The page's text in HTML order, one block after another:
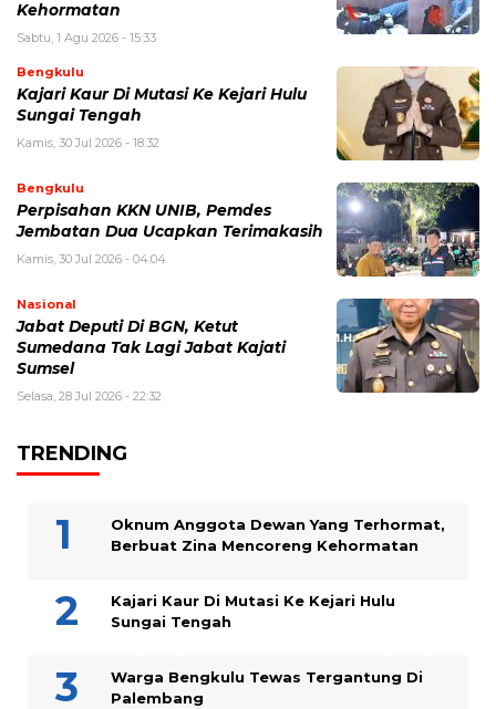
Kehormatan
Sabtu, 1 Agu 2026 - 15:33
Bengkulu
Kajari Kaur Di Mutasi Ke Kejari Hulu
Sungai Tengah
Kamis, 30 Jul 2026 - 18:32
Bengkulu
Perpisahan KKN UNIB, Pemdes
Jembatan Dua Ucapkan Terimakasih
Kamis, 30 Jul 2026 - 04:04
Nasional
Jabat Deputi Di BGN, Ketut
Sumedana Tak Lagi Jabat Kajati
Sumsel
Selasa, 28 Jul 2026 - 22:32
TRENDING
Oknum Anggota Dewan Yang Terhormat,
Berbuat Zina Mencoreng Kehormatan
Kajari Kaur Di Mutasi Ke Kejari Hulu
Sungai Tengah
Warga Bengkulu Tewas Tergantung Di
Palembang